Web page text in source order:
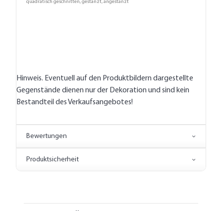
quadratisch geschnitten, gestanzt, angestanzt
Hinweis. Eventuell auf den Produktbildern dargestellte
Gegenstände dienen nur der Dekoration und sind kein
Bestandteil des Verkaufsangebotes!
Bewertungen
Produktsicherheit